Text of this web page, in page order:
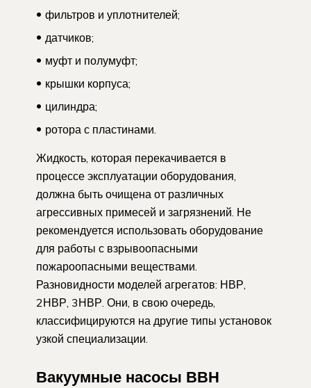
фильтров и уплотнителей;
датчиков;
муфт и полумуфт;
крышки корпуса;
цилиндра;
ротора с пластинами.
Жидкость, которая перекачивается в
процессе эксплуатации оборудования,
должна быть очищена от различных
агрессивных примесей и загрязнений. Не
рекомендуется использовать оборудование
для работы с взрывоопасными
пожароопасными веществами.
Разновидности моделей агрегатов: НВР,
2НВР, 3НВР. Они, в свою очередь,
классифицируются на другие типы установок
узкой специализации.
Вакуумные насосы ВВН